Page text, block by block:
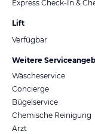
Express Check-In &
Lift
Verfügbar
Weitere
Wäscheservice
Concierge
Bügelservice
Chemische Reinigung
Arzt